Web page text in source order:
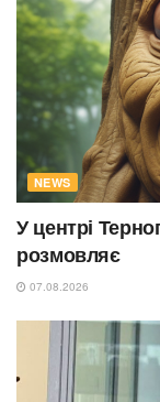
NEWS
У центрі
розмовляє
07.08.2026